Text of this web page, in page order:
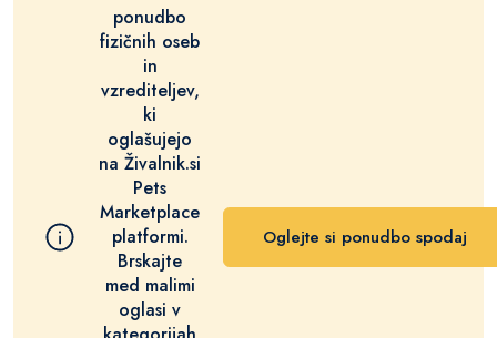
ponudbo
fizičnih oseb
in
vzrediteljev,
ki
oglašujejo
na Živalnik.si
Pets
Marketplace
platformi.
Brskajte
med malimi
oglasi v
Oglejte si ponudbo spodaj